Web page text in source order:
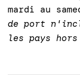
mardi au
de port
les pays hors